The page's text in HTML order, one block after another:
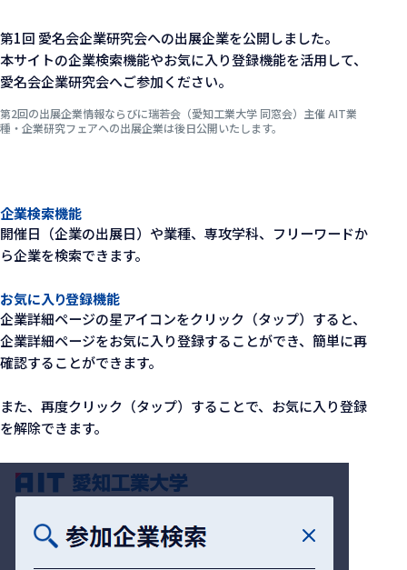
第1回 愛名会企業研究会への出展企業を公開しました。
本サイトの企業検索機能やお気に入り登録機能を活用して、
愛名会企業研究会へご参加ください。
第2回の出展企業情報ならびに瑞若会（愛知工業大学 同窓会）主催 AIT業
種・企業研究フェアへの出展企業は後日公開いたします。
企業検索機能
開催日（企業の出展日）や業種、専攻学科、フリーワードか
ら企業を検索できます。
お気に入り登録機能
企業詳細ページの星アイコンをクリック（タップ）すると、
企業詳細ページをお気に入り登録することができ、簡単に再
確認することができます。
また、再度クリック（タップ）することで、お気に入り登録
を解除できます。